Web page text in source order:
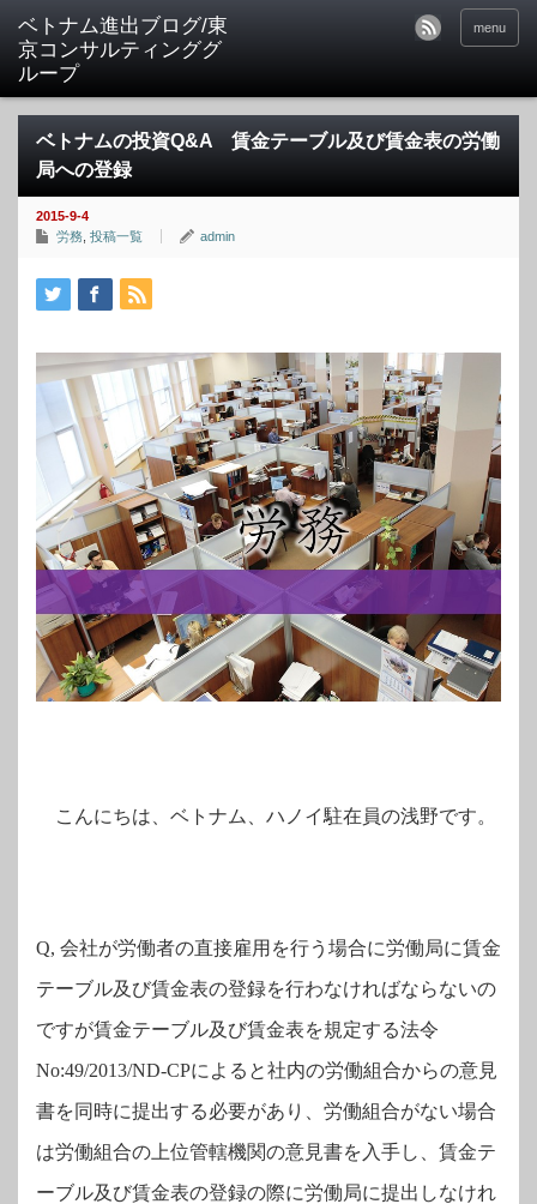
ベトナム進出ブログ/東
京コンサルティンググ
ループ
menu
ベトナムの投資Q&A 賃金テーブル及び賃金表の労働
局への登録
2015-9-4
労務 投稿一覧 admin
こんにちは、ベトナム、ハノイ駐在員の浅野です。
Q, 会社が労働者の直接雇用を行う場合に労働局に賃金
テーブル及び賃金表の登録を行わなければならないの
ですが賃金テーブル及び賃金表を規定する法令
No:49/2013/ND-CPによると社内の労働組合からの意見
書を同時に提出する必要があり、労働組合がない場合
は労働組合の上位管轄機関の意見書を入手し、賃金テ
ーブル及び賃金表の登録の際に労働局に提出しなけれ